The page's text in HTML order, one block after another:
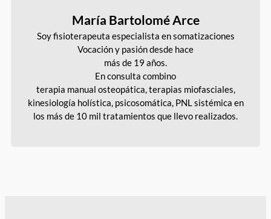
María Bartolomé Arce
Soy fisioterapeuta especialista en somatizaciones
Vocación y pasión desde hace
más de 19 años.
En consulta combino
terapia manual osteopática, terapias miofasciales,
kinesiología holística, psicosomática, PNL sistémica en
los más de 10 mil tratamientos que llevo realizados.